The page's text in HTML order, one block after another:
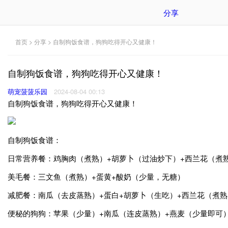
分享
首页 > 分享 > 自制狗饭食谱，狗狗吃得开心又健康！
自制狗饭食谱，狗狗吃得开心又健康！
萌宠菠菠乐园 2024-08-04 00:13
自制狗饭食谱，狗狗吃得开心又健康！
自制狗饭食谱：
日常营养餐：鸡胸肉（煮熟）+胡萝卜（过油炒下）+西兰花（煮熟
美毛餐：三文鱼（煮熟）+蛋黄+酸奶（少量，无糖）
减肥餐：南瓜（去皮蒸熟）+蛋白+胡萝卜（生吃）+西兰花（煮熟
便秘的狗狗：苹果（少量）+南瓜（连皮蒸熟）+燕麦（少量即可）